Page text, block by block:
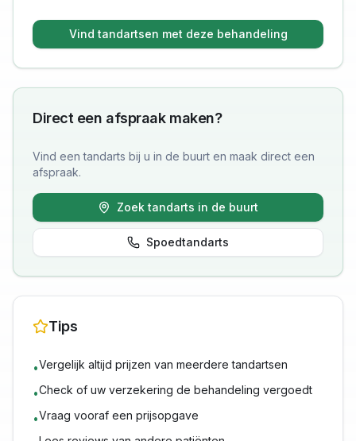
Vind tandartsen met deze behandeling
Direct een afspraak maken?
Vind een tandarts bij u in de buurt en maak direct een
afspraak.
Zoek tandarts in de buurt
Spoedtandarts
Tips
•Vergelijk altijd prijzen van meerdere tandartsen
•Check of uw verzekering de behandeling vergoedt
•Vraag vooraf een prijsopgave